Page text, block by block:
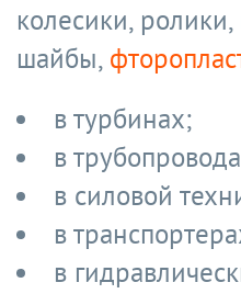
колесики,
шайбы,
в турбинах;
в
в силовой
в
в